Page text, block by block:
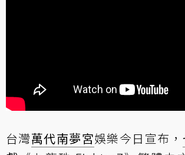
台灣萬代南夢宮娛樂今日宣布，